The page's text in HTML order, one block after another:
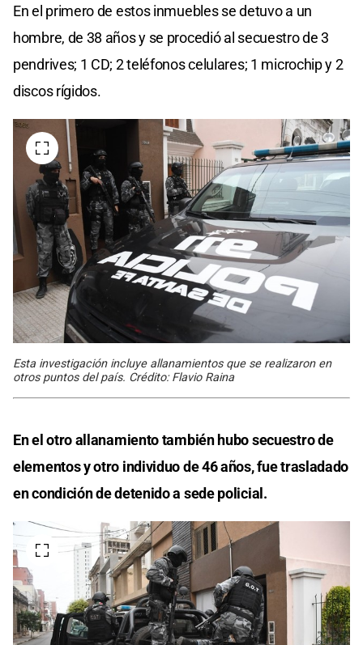
En el primero de estos inmuebles se detuvo a un
hombre, de 38 años y se procedió al secuestro de 3
pendrives; 1 CD; 2 teléfonos celulares; 1 microchip y 2
discos rígidos.
Esta investigación incluye allanamientos que se realizaron en
otros puntos del país. Crédito: Flavio Raina
En el otro allanamiento también hubo secuestro de
elementos y otro individuo de 46 años, fue trasladado
en condición de detenido a sede policial.